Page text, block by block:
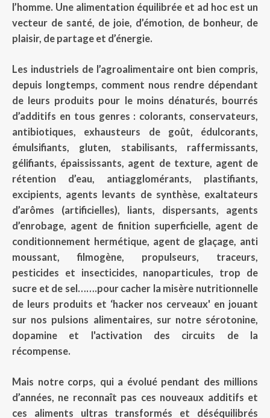
l’homme. Une alimentation équilibrée et ad hoc est un
vecteur de santé, de joie, d’émotion, de bonheur, de
plaisir, de partage et d’énergie.
Les industriels de l’agroalimentaire ont bien compris,
depuis longtemps, comment nous rendre dépendant
de leurs produits pour le moins dénaturés, bourrés
d’additifs en tous genres : colorants, conservateurs,
antibiotiques, exhausteurs de goût, édulcorants,
émulsifiants, gluten, stabilisants, raffermissants,
gélifiants, épaississants, agent de texture, agent de
rétention d’eau, antiagglomérants, plastifiants,
excipients, agents levants de synthèse, exaltateurs
d’arômes (artificielles), liants, dispersants, agents
d’enrobage, agent de finition superficielle, agent de
conditionnement hermétique, agent de glaçage, anti
moussant, filmogène, propulseurs, traceurs,
pesticides et insecticides, nanoparticules, trop de
sucre et de sel…….pour cacher la misère nutritionnelle
de leurs produits et ‘hacker nos cerveaux' en jouant
sur nos pulsions alimentaires, sur notre sérotonine,
dopamine et l'activation des circuits de la
récompense.
Mais notre corps, qui a évolué pendant des millions
d’années, ne reconnaît pas ces nouveaux additifs et
ces aliments ultras transformés et déséquilibrés